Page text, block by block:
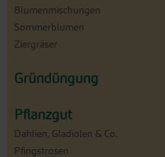
Blumenmischungen
Sommerblumen
Ziergräser
Gründüngung
Pflanzgut
Dahlien, Gladiolen & Co.
Pfingstrosen